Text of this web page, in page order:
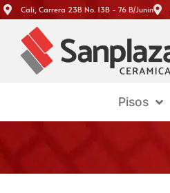
Cali, Carrera 23B No. 13B - 76 B/Junin
Pisos